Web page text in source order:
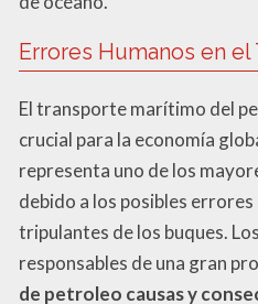
Errores Humanos en
El transporte marítimo del
crucial para la economía
representa uno de los
debido a los posibles
tripulantes de los buques.
responsables de una gran
de petroleo causas y